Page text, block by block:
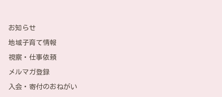
お知らせ
地域子育て情報
視察・仕事依頼
メルマガ登録
入会・寄付のおねがい